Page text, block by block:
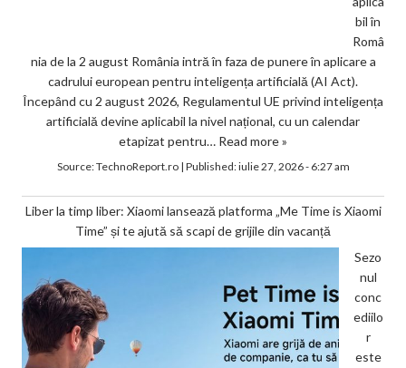
bil în
Româ
nia de la 2 august România intră în faza de punere în aplicare a
cadrului european pentru inteligența artificială (AI Act).
Începând cu 2 august 2026, Regulamentul UE privind inteligența
artificială devine aplicabil la nivel național, cu un calendar
etapizat pentru… Read more »
Source:TechnoReport.ro| Published:iulie 27, 2026 - 6:27 am
Liber la timp liber: Xiaomi lansează platforma „Me Time is Xiaomi
Time” și te ajută să scapi de grijile din vacanță
Sezo
nul
conc
ediilo
r
este